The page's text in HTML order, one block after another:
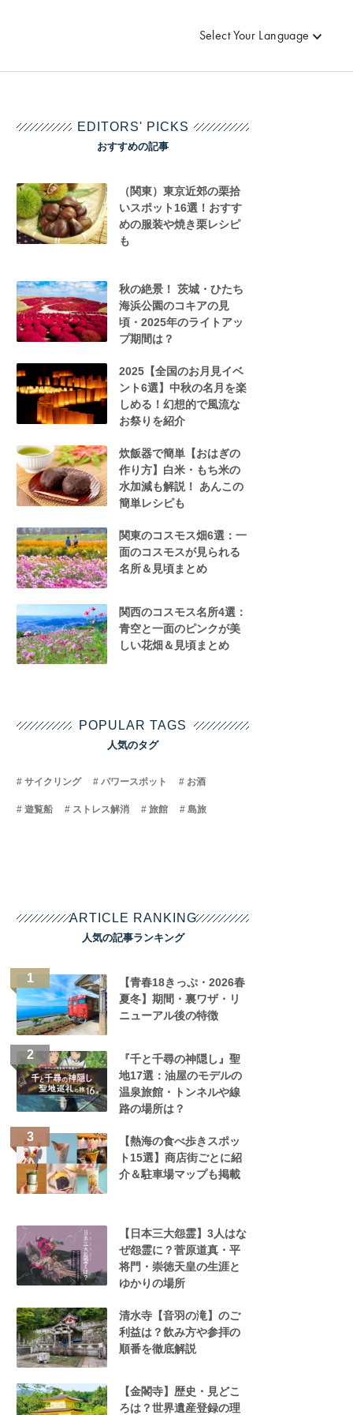
Select Your Language
EDITORS' PICKS
おすすめの記事
（関東）東京近郊の栗拾
いスポット16選！おすす
めの服装や焼き栗レシピ
も
秋の絶景！ 茨城・ひたち
海浜公園のコキアの見
頃・2025年のライトアッ
プ期間は？
2025【全国のお月見イベ
ント6選】中秋の名月を楽
しめる！幻想的で風流な
お祭りを紹介
炊飯器で簡単【おはぎの
作り方】白米・もち米の
水加減も解説！ あんこの
簡単レシピも
関東のコスモス畑6選：一
面のコスモスが見られる
名所＆見頃まとめ
関西のコスモス名所4選：
青空と一面のピンクが美
しい花畑＆見頃まとめ
POPULAR TAGS
人気のタグ
サイクリング パワースポット お酒
遊覧船 ストレス解消 旅館 島旅
ARTICLE RANKING
人気の記事ランキング
【青春18きっぷ・2026春
夏冬】期間・裏ワザ・リ
ニューアル後の特徴
『千と千尋の神隠し』聖
地17選：油屋のモデルの
温泉旅館・トンネルや線
路の場所は？
【熱海の食べ歩きスポッ
ト15選】商店街ごとに紹
介＆駐車場マップも掲載
【日本三大怨霊】3人はな
ぜ怨霊に？菅原道真・平
将門・崇徳天皇の生涯と
ゆかりの場所
清水寺【音羽の滝】のご
利益は？飲み方や参拝の
順番を徹底解説
【金閣寺】歴史・見どこ
ろは？世界遺産登録の理